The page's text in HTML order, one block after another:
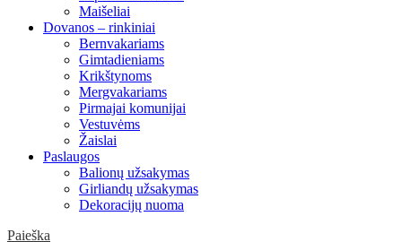
Maišeliai
Dovanos – rinkiniai
Bernvakariams
Gimtadieniams
Krikštynoms
Mergvakariams
Pirmajai komunijai
Vestuvėms
Žaislai
Paslaugos
Balionų užsakymas
Girliandų užsakymas
Dekoracijų nuoma
Paieška